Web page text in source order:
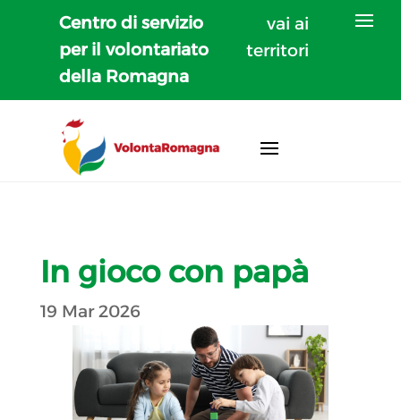
Centro di servizio
per il volontariato
della Romagna
vai ai
territori
In gioco con papà
19 Mar 2026